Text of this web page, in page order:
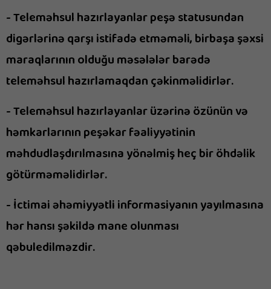
- Teleməhsul hazırlayanlar peşə statusundan
digərlərinə qarşı istifadə etməməli, birbaşa şəxsi
maraqlarının olduğu məsələlər barədə
teleməhsul hazırlamaqdan çəkinməlidirlər.
- Teleməhsul hazırlayanlar üzərinə özünün və
həmkarlarının peşəkar fəaliyyətinin
məhdudlaşdırılmasına yönəlmiş heç bir öhdəlik
götürməməlidirlər.
- İctimai əhəmiyyətli informasiyanın yayılmasına
hər hansı şəkildə mane olunması
qəbuledilməzdir.